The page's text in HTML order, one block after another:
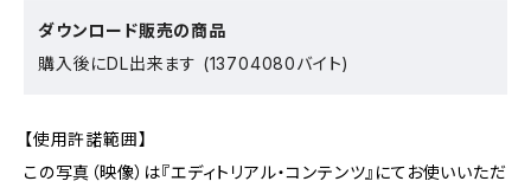
ダウンロード販売の商品
購入後にDL出来ます (13704080バイト)
【使用許諾範囲】
この写真（映像）は『エディトリアル・コンテンツ』にてお使いいただ